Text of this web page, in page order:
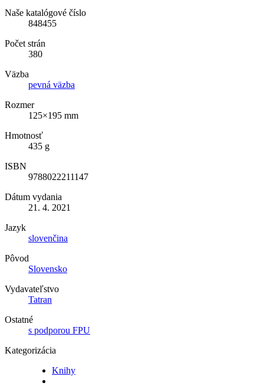
Naše katalógové číslo
848455
Počet strán
380
Väzba
pevná väzba
Rozmer
125×195 mm
Hmotnosť
435 g
ISBN
9788022211147
Dátum vydania
21. 4. 2021
Jazyk
slovenčina
Pôvod
Slovensko
Vydavateľstvo
Tatran
Ostatné
s podporou FPU
Kategorizácia
Knihy